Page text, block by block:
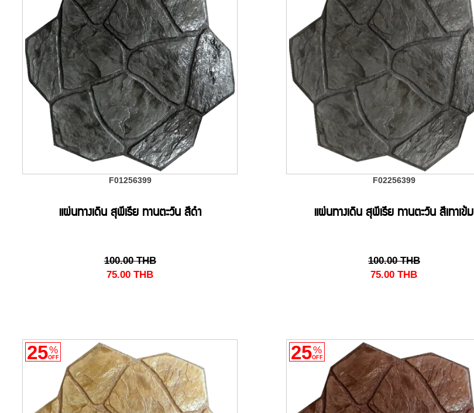
F01256399
แผ่นทางเดิน สุพีเรีย ทานตะวัน สีดำ
100.00 THB
75.00THB
F02256399
แผ่นทางเดิน สุพีเรีย ทานตะวัน สีเทาเข้ม
100.00 THB
75.00THB
25%
OFF 25%
OFF